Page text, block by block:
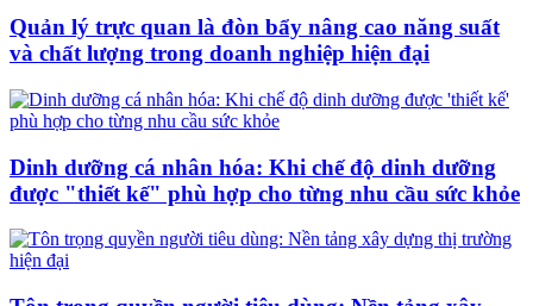
Quản lý trực quan là đòn bẩy nâng cao năng suất
và chất lượng trong doanh nghiệp hiện đại
Dinh dưỡng cá nhân hóa: Khi chế độ dinh dưỡng
được "thiết kế" phù hợp cho từng nhu cầu sức khỏe